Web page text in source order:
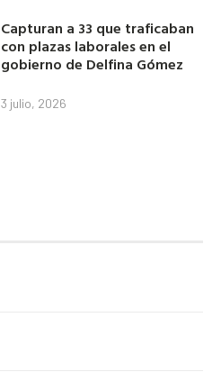
Capturan a 33 que traficaban
con plazas laborales en el
gobierno de Delfina Gómez
3 julio, 2026